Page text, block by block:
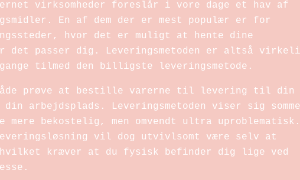
virksomheder foreslår i vore dage et hav af
En af dem der er mest populær er for
hvor det er muligt at hente dine
det passer dig. Leveringsmetoden er altså
gange tilmed den billigste leveringsmetode.
måde prøve at bestille varerne til levering til din
arbejdsplads. Leveringsmetoden viser sig somme
bekostelig, men omvendt ultra uproblematisk.
vil dog utvivlsomt være selv at
hvilket kræver at du fysisk befinder dig lige ved